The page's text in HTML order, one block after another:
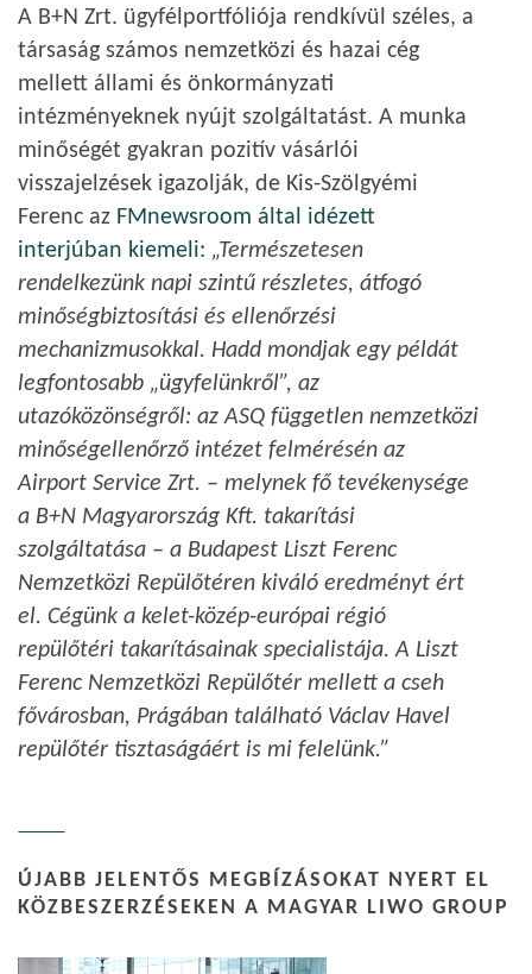
A B+N Zrt. ügyfélportfóliója rendkívül széles, a
társaság számos nemzetközi és hazai cég
mellett állami és önkormányzati
intézményeknek nyújt szolgáltatást. A munka
minőségét gyakran pozitív vásárlói
visszajelzések igazolják, de Kis-Szölgyémi
Ferenc az FMnewsroom által idézett
interjúban kiemeli: „Természetesen
rendelkezünk napi szintű részletes, átfogó
minőségbiztosítási és ellenőrzési
mechanizmusokkal. Hadd mondjak egy példát
legfontosabb „ügyfelünkről”, az
utazóközönségről: az ASQ független nemzetközi
minőségellenőrző intézet felmérésén az
Airport Service Zrt. – melynek fő tevékenysége
a B+N Magyarország Kft. takarítási
szolgáltatása – a Budapest Liszt Ferenc
Nemzetközi Repülőtéren kiváló eredményt ért
el. Cégünk a kelet-közép-európai régió
repülőtéri takarításainak specialistája. A Liszt
Ferenc Nemzetközi Repülőtér mellett a cseh
fővárosban, Prágában található Václav Havel
repülőtér tisztaságáért is mi felelünk.”
ÚJABB JELENTŐS MEGBÍZÁSOKAT NYERT EL
KÖZBESZERZÉSEKEN A MAGYAR LIWO GROUP